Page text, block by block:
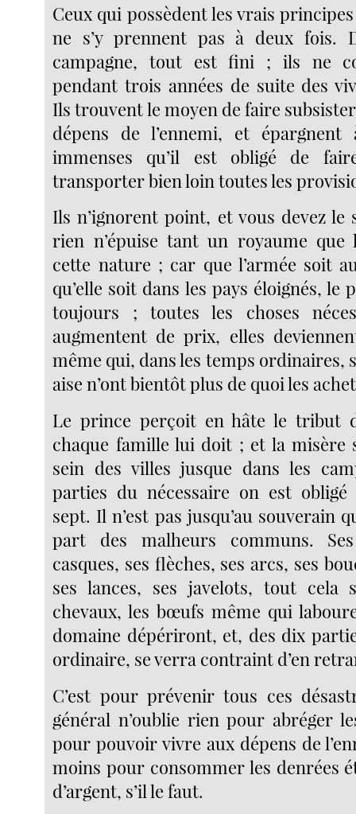
Ceux qui possèdent les vrais
ne s’y prennent pas à deux fois.
campagne, tout est fini ; ils ne
pendant trois années de suite des
Ils trouvent le moyen de faire
dépens de l’ennemi, et
immenses qu’il est obligé de
transporter bien loin toutes les
Ils n’ignorent point, et vous devez le
rien n’épuise tant un royaume que
cette nature ; car que l’armée soit
qu’elle soit dans les pays éloignés, le
toujours ; toutes les choses
augmentent de prix, elles
même qui, dans les temps ordinaires,
aise n’ont bientôt plus de quoi les
Le prince perçoit en hâte le tribut
chaque famille lui doit ; et la misère
sein des villes jusque dans les
parties du nécessaire on est obligé
sept. Il n’est pas jusqu’au souverain
part des malheurs communs.
casques, ses flèches, ses arcs, ses
ses lances, ses javelots, tout cela
chevaux, les bœufs même qui
domaine dépériront, et, des dix
ordinaire, se verra contraint d’en
C’est pour prévenir tous ces
général n’oublie rien pour abréger
pour pouvoir vivre aux dépens de
moins pour consommer les denrées
d’argent, s’il le faut.